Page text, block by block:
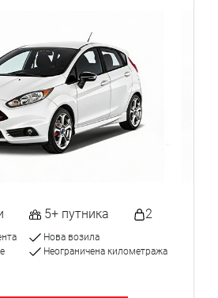
5+ путника 2
Нова возила
Неограничена километража